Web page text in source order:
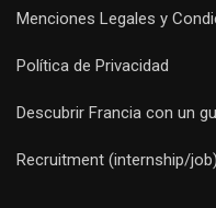
Menciones Legales y
Política de Privacidad
Descubrir Francia con un
Recruitment (internship/job)